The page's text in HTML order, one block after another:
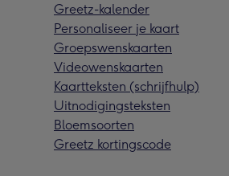
Greetz-kalender
Personaliseer je kaart
Groepswenskaarten
Videowenskaarten
Kaartteksten (schrijfhulp)
Uitnodigingsteksten
Bloemsoorten
Greetz kortingscode